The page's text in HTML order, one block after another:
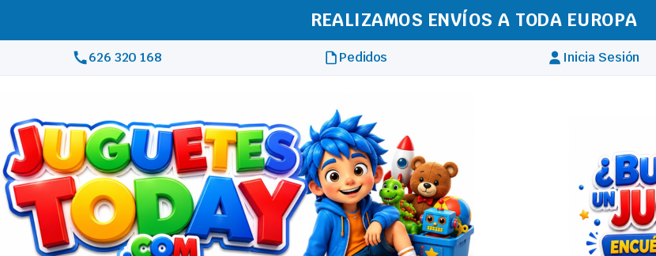
REALIZAMOS ENVÍOS A TODA EUROPA
626 320 168 Pedidos Inicia Sesión